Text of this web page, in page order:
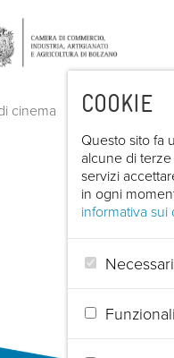
COOKIE
Questo sito fa
alcune di
servizi
in ogni
informativa sui
Necessari
Funzionali